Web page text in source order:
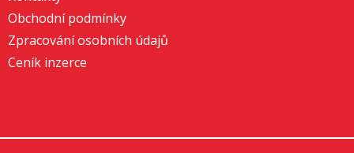
Obchodní podmínky
Zpracování osobních údajů
Ceník inzerce